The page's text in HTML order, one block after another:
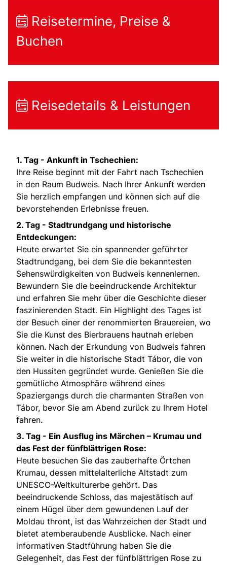
Reisetermine, Preise &
Buchen
Reisedetails & Leistungen
1. Tag - Ankunft in Tschechien:
Ihre Reise beginnt mit der Fahrt nach Tschechien
in den Raum Budweis. Nach Ihrer Ankunft werden
Sie herzlich empfangen und können sich auf die
bevorstehenden Erlebnisse freuen.
2. Tag - Stadtrundgang und historische
Entdeckungen:
Heute erwartet Sie ein spannender geführter
Stadtrundgang, bei dem Sie die bekanntesten
Sehenswürdigkeiten von Budweis kennenlernen.
Bewundern Sie die beeindruckende Architektur
und erfahren Sie mehr über die Geschichte dieser
faszinierenden Stadt. Ein Highlight des Tages ist
der Besuch einer der renommierten Brauereien, wo
Sie die Kunst des Bierbrauens hautnah erleben
können. Nach der Erkundung von Budweis fahren
Sie weiter in die historische Stadt Tábor, die von
den Hussiten gegründet wurde. Genießen Sie die
gemütliche Atmosphäre während eines
Spaziergangs durch die charmanten Straßen von
Tábor, bevor Sie am Abend zurück zu Ihrem Hotel
fahren.
3. Tag - Ein Ausflug ins Märchen – Krumau und
das Fest der fünfblättrigen Rose:
Heute besuchen Sie das zauberhafte Örtchen
Krumau, dessen mittelalterliche Altstadt zum
UNESCO-Weltkulturerbe gehört. Das
beeindruckende Schloss, das majestätisch auf
einem Hügel über dem gewundenen Lauf der
Moldau thront, ist das Wahrzeichen der Stadt und
bietet atemberaubende Ausblicke. Nach einer
informativen Stadtführung haben Sie die
Gelegenheit, das Fest der fünfblättrigen Rose zu